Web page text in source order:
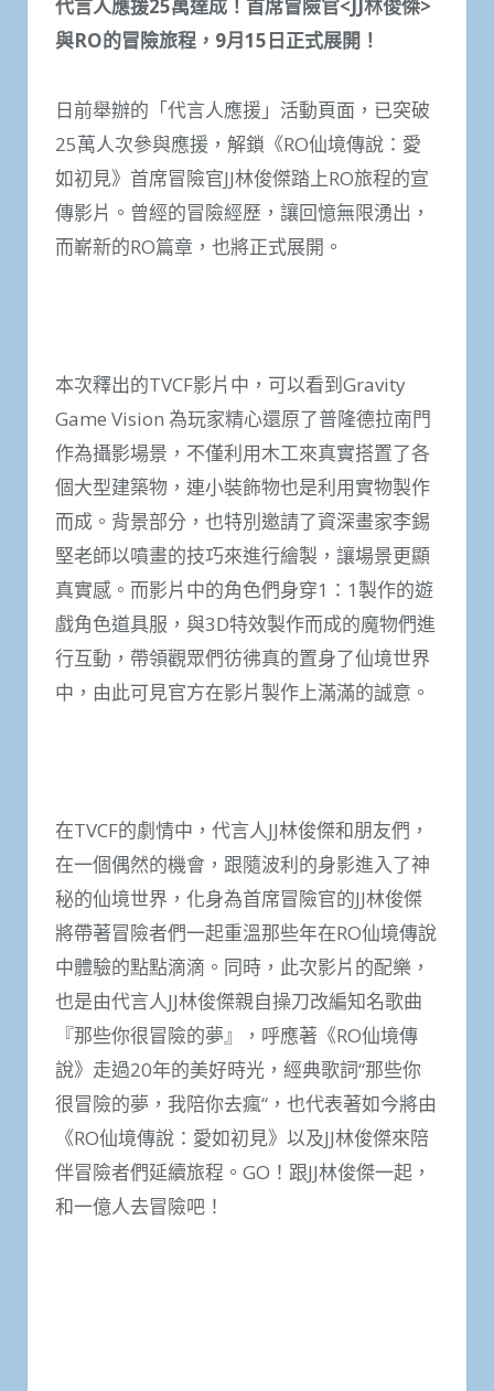
代言人應援25萬達成！首席冒險官<JJ林俊傑>
與RO的冒險旅程，9月15日正式展開！
日前舉辦的「代言人應援」活動頁面，已突破
25萬人次參與應援，解鎖《RO仙境傳說：愛
如初見》首席冒險官JJ林俊傑踏上RO旅程的宣
傳影片。曾經的冒險經歷，讓回憶無限湧出，
而嶄新的RO篇章，也將正式展開。
本次釋出的TVCF影片中，可以看到Gravity
Game Vision 為玩家精心還原了普隆德拉南門
作為攝影場景，不僅利用木工來真實搭置了各
個大型建築物，連小裝飾物也是利用實物製作
而成。背景部分，也特別邀請了資深畫家李錫
堅老師以噴畫的技巧來進行繪製，讓場景更顯
真實感。而影片中的角色們身穿1：1製作的遊
戲角色道具服，與3D特效製作而成的魔物們進
行互動，帶領觀眾們彷彿真的置身了仙境世界
中，由此可見官方在影片製作上滿滿的誠意。
在TVCF的劇情中，代言人JJ林俊傑和朋友們，
在一個偶然的機會，跟隨波利的身影進入了神
秘的仙境世界，化身為首席冒險官的JJ林俊傑
將帶著冒險者們一起重溫那些年在RO仙境傳說
中體驗的點點滴滴。同時，此次影片的配樂，
也是由代言人JJ林俊傑親自操刀改編知名歌曲
『那些你很冒險的夢』，呼應著《RO仙境傳
說》走過20年的美好時光，經典歌詞“那些你
很冒險的夢，我陪你去瘋“，也代表著如今將由
《RO仙境傳說：愛如初見》以及JJ林俊傑來陪
伴冒險者們延續旅程。GO！跟JJ林俊傑一起，
和一億人去冒險吧！